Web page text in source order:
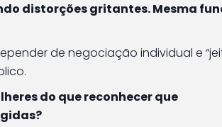
distorções gritantes. Mesma
de negociação individual e
do que reconhecer que